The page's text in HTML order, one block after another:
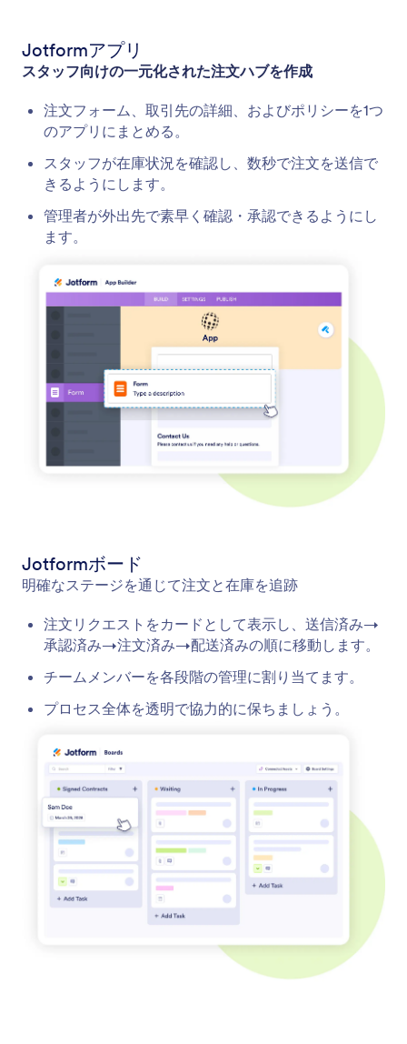
Jotformアプリ
スタッフ向けの一元化された注文ハブを作成
注文フォーム、取引先の詳細、およびポリシーを1つ
のアプリにまとめる。
スタッフが在庫状況を確認し、数秒で注文を送信で
きるようにします。
管理者が外出先で素早く確認・承認できるようにし
ます。
Jotformボード
明確なステージを通じて注文と在庫を追跡
注文リクエストをカードとして表示し、送信済み→
承認済み→注文済み→配送済みの順に移動します。
チームメンバーを各段階の管理に割り当てます。
プロセス全体を透明で協力的に保ちましょう。